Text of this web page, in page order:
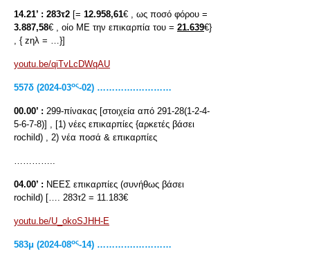
14.21’ : 283τ2 [= 12.958,61€ , ως ποσό φόρου =
3.887,58€ , οίο ΜΕ την επικαρπία του = 21.639€}
, { zηλ = …}]
youtu.be/qiTvLcDWqAU
557δ (2024-03ος-02) ………….…………
00.00’ : 299-πίνακας [στοιχεία από 291-28(1-2-4-
5-6-7-8)] , [1) νέες επικαρπίες {αρκετές βάσει
rochild) , 2) νέα ποσά & επικαρπίες
…………..
04.00’ : ΝΕΕΣ επικαρπίες (συνήθως βάσει
rochild) […. 283τ2 = 11.183€
youtu.be/U_okoSJHH-E
583μ (2024-08ος-14) ………….…………